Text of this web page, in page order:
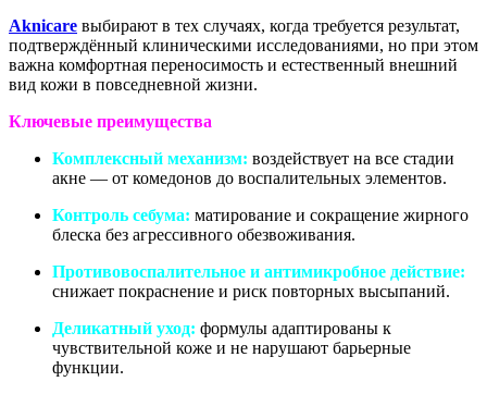
Aknicare выбирают в тех случаях, когда требуется результат,
подтверждённый клиническими исследованиями, но при этом
важна комфортная переносимость и естественный внешний
вид кожи в повседневной жизни.
Ключевые преимущества
Комплексный механизм: воздействует на все стадии
акне — от комедонов до воспалительных элементов.
Контроль себума: матирование и сокращение жирного
блеска без агрессивного обезвоживания.
Противовоспалительное и антимикробное действие:
снижает покраснение и риск повторных высыпаний.
Деликатный уход: формулы адаптированы к
чувствительной коже и не нарушают барьерные
функции.